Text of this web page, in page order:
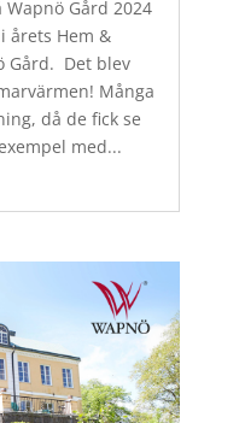
Gård 2024
årets Hem &
Gård. Det blev
Många
då de fick se
med...